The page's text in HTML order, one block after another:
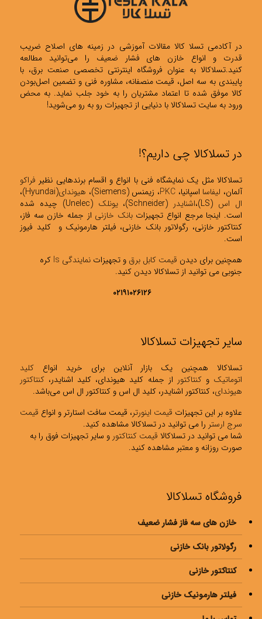
در آکادمی تسلا کالا مقالات آموزشی در زمینه های اصلاح ضریب
قدرت و انواع خازن های فشار ضعیف را می‌توانید مطالعه
کنید.تسلاکالا به عنوان فروشگاه اینترنتی تخصصی صنعت برق، با
پایبندی به سه اصل، قیمت منصفانه، مشاوره فنی و تضمین اصل‌بودن
کالا موفق شده تا اعتماد مشتریان را به خود جلب نماید. به محض
ورود به سایت تسلاکالا با دنیایی از تجهیزات رو به رو می‌شوید!
در تسلاکالا چی داریم؟!
تسلاکالا مثل یک نمایشگاه فنی با انواع و اقسام برندهایی نظیر فراکو
آلمان، لیفاسا اسپانیا، PKC، زیمنس (Siemens)، هیوندای(Hyundai)،
ال اس (LS)، اشنایدر (Schneider)، یونلک
(Unelec) چیده شده
است. اینجا مرجع انواع تجهیزاتبانک خازنی از جمله خازن سه فاز،
کنتاکتور خازنی، رگولاتور بانک خازنی، فیلتر هارمونیک و کلید فیوز
است.
همچنین برای دیدن قیمت کابل برق و تجهیزات نمایندگی ls
کره
جنوبی می توانید از تسلاکالا دیدن کنید.
۰۲۱۹۱۰۲۶۱۲۶
سایر تجهیزات تسلاکالا
تسلاکالا همچنین یک بازار آنلاین برای خرید انواع کلید
اتوماتیک وکنتاکتور از جمله کلید هیوندای، کلید اشنایدر، کنتاکتور
هیوندای، کنتاکتور اشنایدر، کلید ال اس و کنتاکتور ال اس می‌باشد.
علاوه بر این تجهیزات قیمت اینورتر، قیمت سافت استارتر و انواع قیمت
سرج ارستر را می توانید در تسلاکالا مشاهده کنید.
شما می توانید در تسلاکالا قیمت کنتاکتور و سایر تجهیزات فوق را به
صورت روزانه و معتبر مشاهده کنید.
فروشگاه تسلاکالا
خازن های سه فاز فشار ضعیف
رگولاتور بانک خازنی
کنتاکتور خازنی
فیلتر هارمونیک خازنی